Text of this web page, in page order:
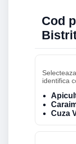
Cod
identifica
Cuza